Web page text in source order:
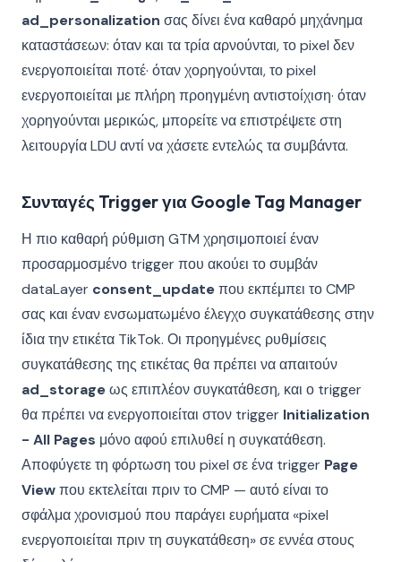
ad_personalization σας δίνει ένα καθαρό μηχάνημα
καταστάσεων: όταν και τα τρία αρνούνται, το pixel δεν
ενεργοποιείται ποτέ· όταν χορηγούνται, το pixel
ενεργοποιείται με πλήρη προηγμένη αντιστοίχιση· όταν
χορηγούνται μερικώς, μπορείτε να επιστρέψετε στη
λειτουργία LDU αντί να χάσετε εντελώς τα συμβάντα.
Συνταγές Trigger για Google Tag Manager
Η πιο καθαρή ρύθμιση GTM χρησιμοποιεί έναν
προσαρμοσμένο trigger που ακούει το συμβάν
dataLayer consent_updateπου εκπέμπει το CMP
σας και έναν ενσωματωμένο έλεγχο συγκατάθεσης στην
ίδια την ετικέτα TikTok. Οι προηγμένες ρυθμίσεις
συγκατάθεσης της ετικέτας θα πρέπει να απαιτούν
ad_storageως επιπλέον συγκατάθεση, και ο trigger
θα πρέπει να ενεργοποιείται στον trigger Initialization
- All Pages μόνο αφού επιλυθεί η συγκατάθεση.
Αποφύγετε τη φόρτωση του pixel σε ένα trigger Page
Viewπου εκτελείται πριν το CMP — αυτό είναι το
σφάλμα χρονισμού που παράγει ευρήματα «pixel
ενεργοποιείται πριν τη συγκατάθεση» σε εννέα στους